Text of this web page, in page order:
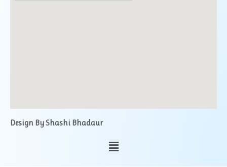
Design By Shashi Bhadaur